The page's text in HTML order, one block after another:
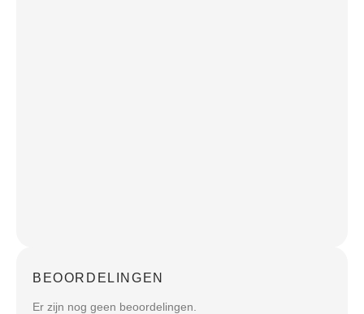
BEOORDELINGEN
Er zijn nog geen beoordelingen.